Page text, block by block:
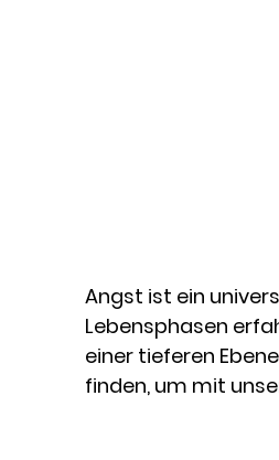
Angst ist ein
Lebensphasen
einer tieferen
finden, um mit